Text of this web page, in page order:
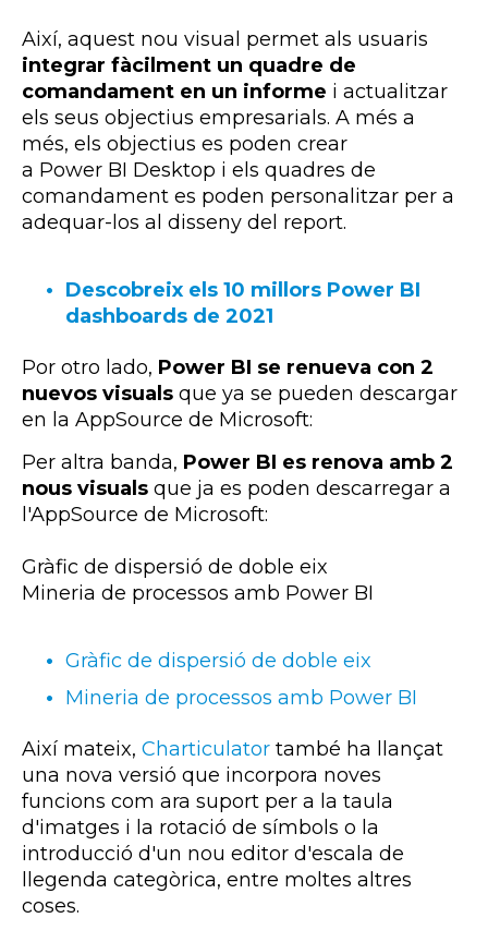
Així, aquest nou visual permet als usuaris
integrar fàcilment un quadre de
comandament en un informe i actualitzar
els seus objectius empresarials. A més a
més, els objectius es poden crear
a Power BI Desktop i els quadres de
comandament es poden personalitzar per a
adequar-los al disseny del report.
Descobreix els 10 millors Power BI
dashboards de 2021
Por otro lado, Power BI se renueva con 2
nuevos visuals que ya se pueden descargar
en la AppSource de Microsoft:
Per altra banda, Power BI es renova amb 2
nous visuals que ja es poden descarregar a
l'AppSource de Microsoft:
Gràfic de dispersió de doble eix
Mineria de processos amb Power BI
Gràfic de dispersió de doble eix
Mineria de processos amb Power BI
Així mateix, Charticulator també ha llançat
una nova versió que incorpora noves
funcions com ara suport per a la taula
d'imatges i la rotació de símbols o la
introducció d'un nou editor d'escala de
llegenda categòrica, entre moltes altres
coses.